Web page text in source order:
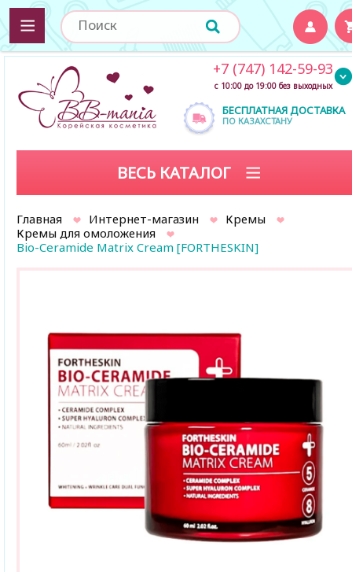
БЕСПЛАТНАЯ ДОСТАВКА
ПО КАЗАХСТАНУ
+7 (747) 142-59-93
с 10:00 до 19:00 без выходных
ВЕСЬ КАТАЛОГ
Главная Интернет-магазин
Кремы
Кремы для омоложения
Bio-Ceramide Matrix Cream [FORTHESKIN]